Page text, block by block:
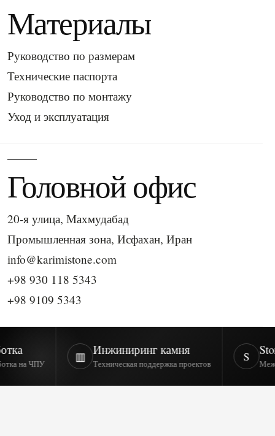
Материалы
Руководство по размерам
Технические паспорта
Руководство по монтажу
Уход и эксплуатация
Головной офис
20-я улица, Махмудабад
Промышленная зона, Исфахан, Иран
info@karimistone.com
+98 930 118 5343
+98 9109 5343
ЧПУ
Инжиниринг камня
Техническая поддержка проектов